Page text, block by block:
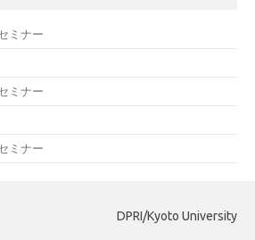
ミナー
ミナー
ミナー
DPRI/Kyoto University